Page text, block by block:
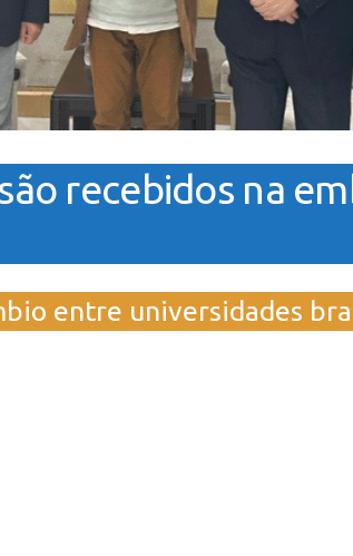
recebidos na
entre universidades